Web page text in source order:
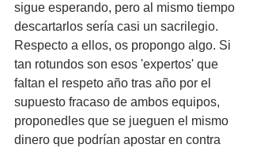
sigue esperando, pero al mismo tiempo
descartarlos sería casi un sacrilegio.
Respecto a ellos, os propongo algo. Si
tan rotundos son esos 'expertos' que
faltan el respeto año tras año por el
supuesto fracaso de ambos equipos,
proponedles que se jueguen el mismo
dinero que podrían apostar en contra